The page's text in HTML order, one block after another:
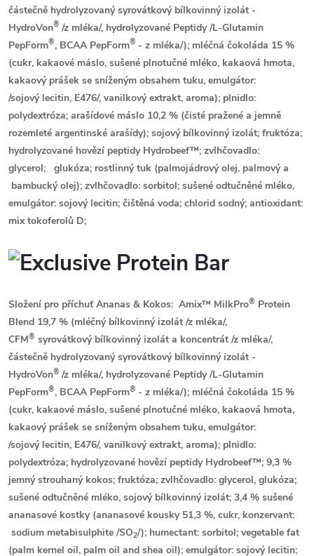
částečně hydrolyzovanýsyrovátkovýbílkovinný izolát -
HydroVon® /z mléka/, hydrolyzované Peptidy /L-Glutamin
PepForm®, BCAA PepForm® - z mléka/); mléčná čokoláda 15 %
(cukr, kakaové máslo, sušené plnotučné mléko, kakaová hmota,
kakaový prášek se sníženým obsahem tuku, emulgátor:
/sojový lecitin, E476/, vanilkový extrakt, aroma); plnidlo:
polydextróza; arašídové máslo 10,2 % (čisté pražené a jemně
rozemleté argentinské arašídy); sojovýbílkovinný izolát; fruktóza;
hydrolyzované hovězí peptidy Hydrobeef™; zvlhčovadlo:
glycerol;
glukóza; rostlinný tuk (palmojádrový olej, palmový a
bambucký olej); zvlhčovadlo: sorbitol; sušené odtučněné mléko,
emulgátor: sojovýlecitin; čištěná voda; chlorid sodný; antioxidant:
mix tokoferolů D;
Složení pro příchuť Ananas & Kokos: Amix™ MilkPro® Protein
Blend 19,7 % (mléčnýbílkovinný izolát /z mléka/,
CFM® syrovátkovýbílkovinný izolát a koncentrát /z mléka/,
částečně hydrolyzovanýsyrovátkovýbílkovinný izolát -
HydroVon® /z mléka/, hydrolyzované Peptidy /L-Glutamin
PepForm®, BCAA PepForm® - z mléka/); mléčná čokoláda 15 %
(cukr, kakaové máslo, sušené plnotučné mléko, kakaová hmota,
kakaový prášek se sníženým obsahem tuku, emulgátor:
/sojový lecitin, E476/, vanilkový extrakt, aroma); plnidlo:
polydextróza; hydrolyzované hovězí peptidy Hydrobeef™; 9,3 %
jemný strouhaný kokos; fruktóza; zvlhčovadlo: glycerol, glukóza;
sušené odtučněné mléko, sojovýbílkovinný izolát; 3,4 % sušené
ananasové kostky (ananasové kousky 51,3 %, cukr, konzervant:
sodium metabisulphite /SO2/); humectant: sorbitol; vegetable fat
(palm kernel oil, palm oil and shea oil); emulgátor: sojovýlecitin;